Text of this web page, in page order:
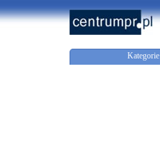
Kategorie